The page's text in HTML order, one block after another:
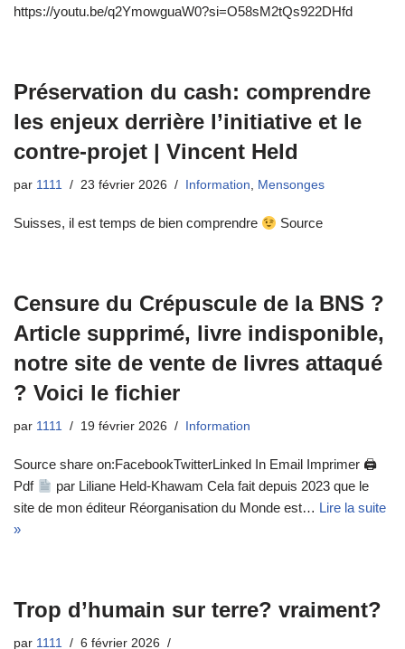
https://youtu.be/q2YmowguaW0?si=O58sM2tQs922DHfd
Préservation du cash: comprendre
les enjeux derrière l’initiative et le
contre-projet | Vincent Held
par 1111 23 février 2026 Information, Mensonges
Suisses, il est temps de bien comprendre Source
Censure du Crépuscule de la BNS ?
Article supprimé, livre indisponible,
notre site de vente de livres attaqué
? Voici le fichier
par 1111 19 février 2026 Information
Source share on:FacebookTwitterLinked In Email Imprimer 🖨
Pdf
par Liliane Held-Khawam Cela fait depuis 2023 que le
site de mon éditeur Réorganisation du Monde est… Lire la suite
»
Trop d’humain sur terre? vraiment?
par 1111 6 février 2026